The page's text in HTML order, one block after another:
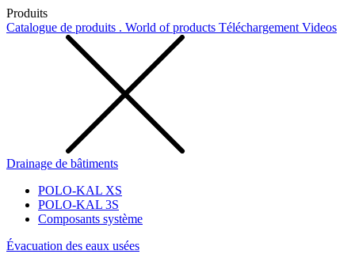
Produits
Catalogue de produits . World of products Téléchargement Videos
Drainage de bâtiments
POLO-KAL XS
POLO-KAL 3S
Composants système
Évacuation des eaux usées